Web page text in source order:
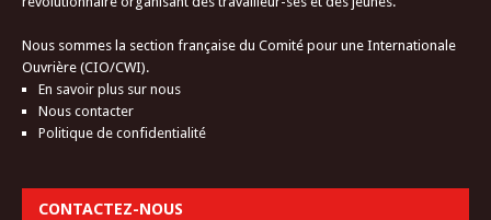
Nous sommes la section française du Comité pour une Internationale
Ouvrière (CIO/CWI).
En savoir plus sur nous
Nous contacter
Politique de confidentialité
CONTACTEZ-NOUS